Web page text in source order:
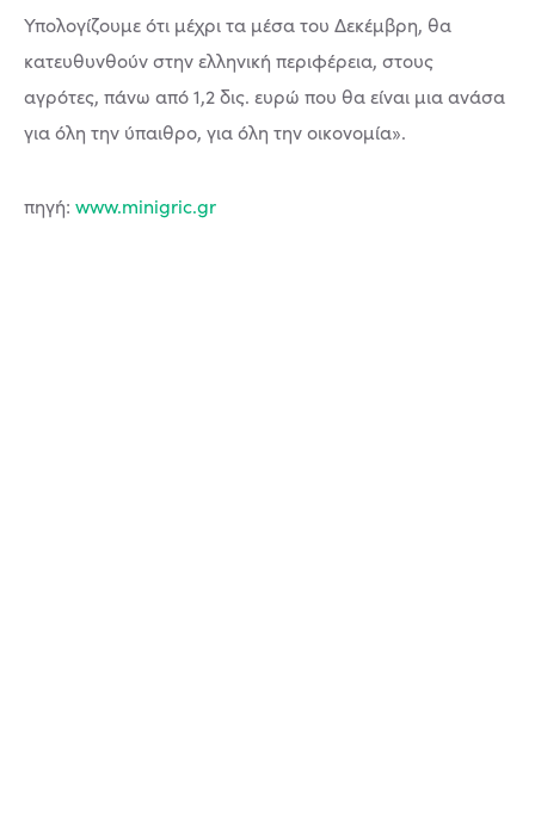
Υπολογίζουμε ότι μέχρι τα μέσα του Δεκέμβρη, θα
κατευθυνθούν στην ελληνική περιφέρεια, στους
αγρότες, πάνω από 1,2 δις. ευρώ που θα είναι μια ανάσα
για όλη την ύπαιθρο, για όλη την οικονομία».
πηγή: www.minigric.gr